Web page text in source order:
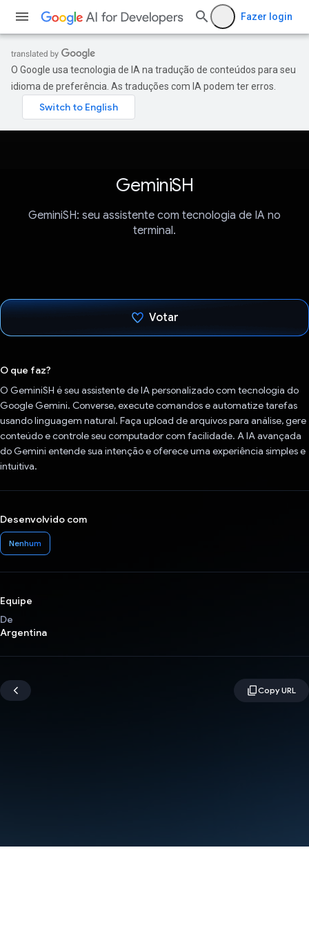
Fazer login
O Google usa tecnologia de IA na tradução de conteúdos para seu
idioma de preferência. As traduções com IA podem ter erros.
GeminiSH
GeminiSH: seu assistente com tecnologia de IA no
terminal.
Votar
O que faz?
O GeminiSH é seu assistente de IA personalizado com tecnologia do
Google Gemini. Converse, execute comandos e automatize tarefas
usando linguagem natural. Faça upload de arquivos para análise, gere
conteúdo e controle seu computador com facilidade. A IA avançada
do Gemini entende sua intenção e oferece uma experiência simples e
intuitiva.
Desenvolvido com
Nenhum
Equipe
De
Argentina